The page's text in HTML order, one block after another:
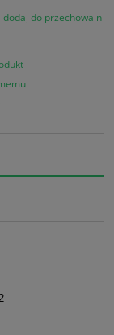
dodaj do przechowalni